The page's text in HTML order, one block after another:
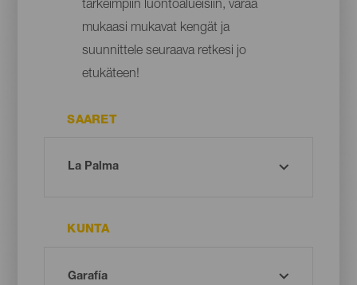
tärkeimpiin luontoalueisiin, varaa
mukaasi mukavat kengät ja
suunnittele seuraava retkesi jo
etukäteen!
SAARET
KUNTA